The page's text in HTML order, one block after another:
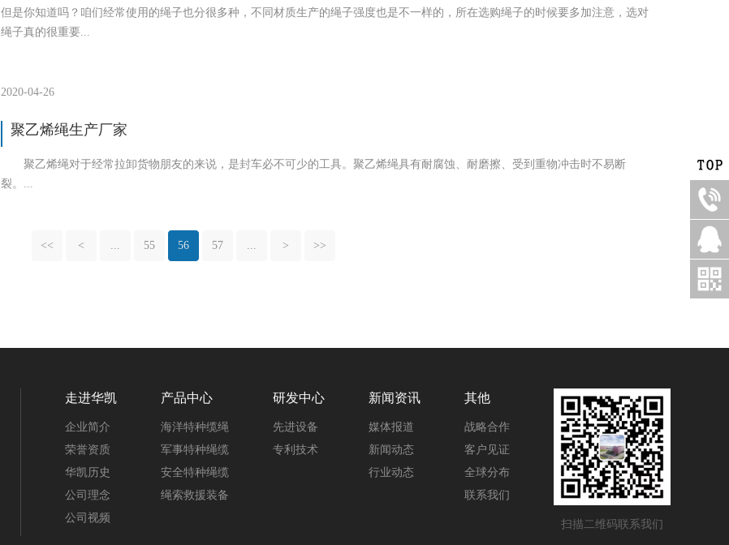
但是你知道吗？咱们经常使用的绳子也分很多种，不同材质生产的绳子强度也是不一样的，所在选购绳子的时候要多加注意，选对
绳子真的很重要...
2020-04-26
聚乙烯绳生产厂家
聚乙烯绳对于经常拉卸货物朋友的来说，是封车必不可少的工具。聚乙烯绳具有耐腐蚀、耐磨擦、受到重物冲击时不易断
裂。...
<< < ... 55 56 57 ... > >>
走进华凯
企业简介
荣誉资质
华凯历史
公司理念
公司视频
产品中心
海洋特种缆绳
军事特种绳缆
安全特种绳缆
绳索救援装备
研发中心
先进设备
专利技术
新闻资讯
媒体报道
新闻动态
行业动态
其他
战略合作
客户见证
全球分布
联系我们
扫描二维码联系我们